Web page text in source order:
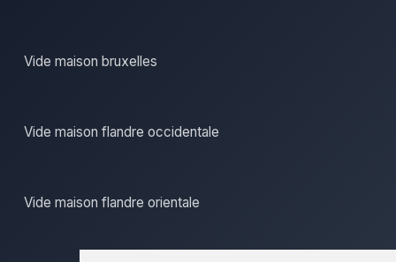
Vide maison bruxelles
Vide maison flandre occidentale
Vide maison flandre orientale